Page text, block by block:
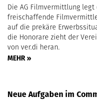
Die AG Filmvermittlung
freischaffende
auf die prekäre
die Honorare zieht der
von ver.di heran.
MEHR »
Neue Aufgaben im